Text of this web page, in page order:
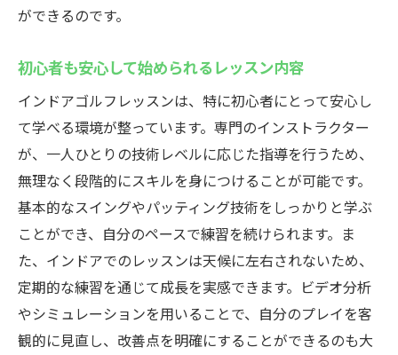
清潔で快適なインドア施設の魅力
何度でも通いたくなる居心地の良さ
快適な練習環境がもたらす集中力
藤沢駅でゴルフを楽しむためのポイント
リラックスしてゴルフに集中できる空間
ウテミル藤沢店のインドアゴルフレッスン初心
者も安心して通える理由
初めてのゴルフでも安心のサポート体制
段階的に習得できるカリキュラムの魅力
初心者専用の優しいレッスン指導
ウテミル藤沢店の安心サービスの秘密
ができるのです。
初心者も安心して始められるレッスン内容
インドアゴルフレッスンは、特に初心者にとって安心し
て学べる環境が整っています。専門のインストラクター
が、一人ひとりの技術レベルに応じた指導を行うため、
無理なく段階的にスキルを身につけることが可能です。
基本的なスイングやパッティング技術をしっかりと学ぶ
ことができ、自分のペースで練習を続けられます。ま
た、インドアでのレッスンは天候に左右されないため、
定期的な練習を通じて成長を実感できます。ビデオ分析
やシミュレーションを用いることで、自分のプレイを客
観的に見直し、改善点を明確にすることができるのも大